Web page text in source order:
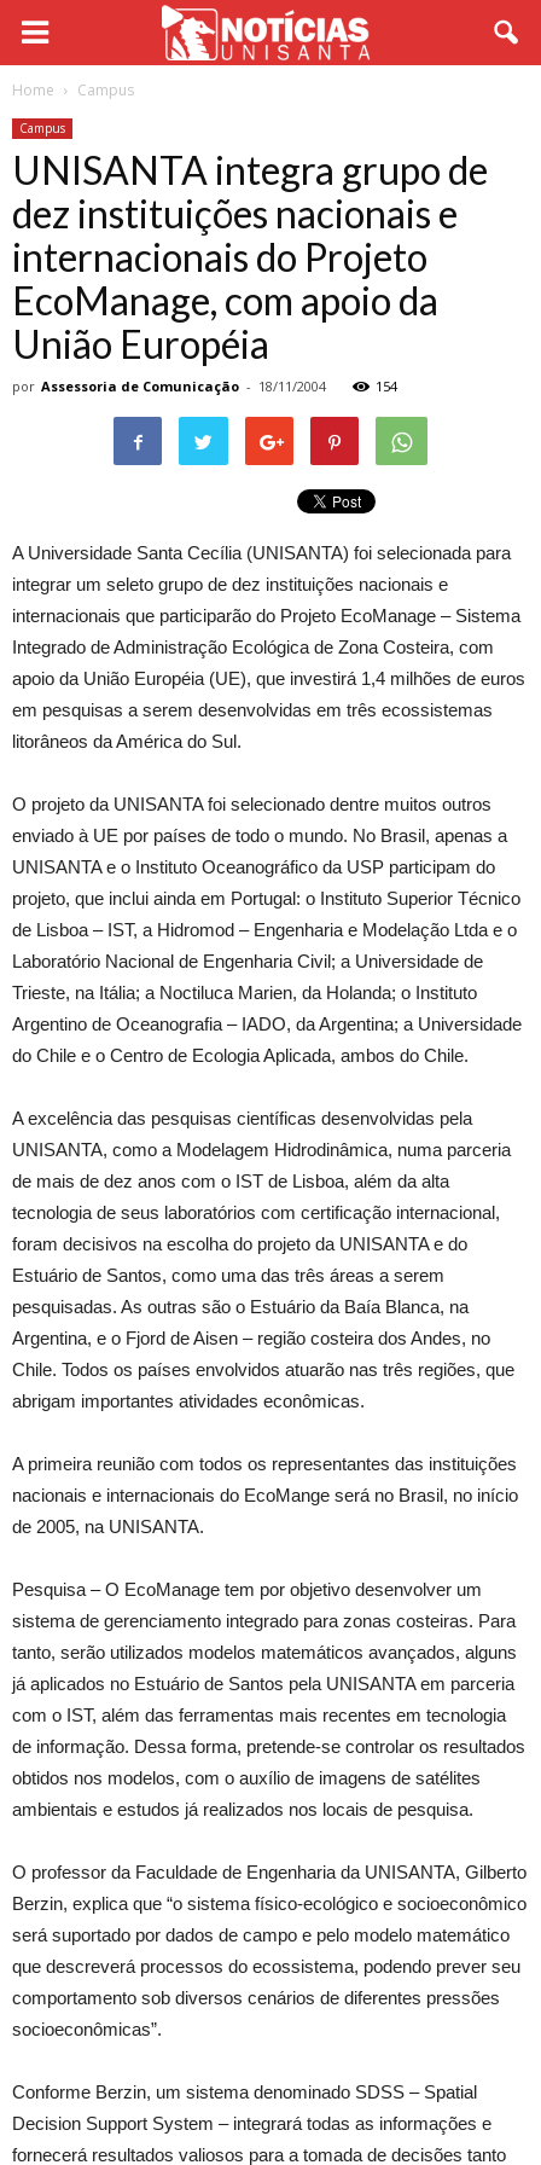
Home Campus
Campus
UNISANTA integra grupo de
dez instituições nacionais e
internacionais do Projeto
EcoManage, com apoio da
União Européia
por Assessoria de Comunicação - 18/11/2004 154
A Universidade Santa Cecília (UNISANTA) foi selecionada para
integrar um seleto grupo de dez instituições nacionais e
internacionais que participarão do Projeto EcoManage – Sistema
Integrado de Administração Ecológica de Zona Costeira, com
apoio da União Européia (UE), que investirá 1,4 milhões de euros
em pesquisas a serem desenvolvidas em três ecossistemas
litorâneos da América do Sul.
O projeto da UNISANTA foi selecionado dentre muitos outros
enviado à UE por países de todo o mundo. No Brasil, apenas a
UNISANTA e o Instituto Oceanográfico da USP participam do
projeto, que inclui ainda em Portugal: o Instituto Superior Técnico
de Lisboa – IST, a Hidromod – Engenharia e Modelação Ltda e o
Laboratório Nacional de Engenharia Civil; a Universidade de
Trieste, na Itália; a Noctiluca Marien, da Holanda; o Instituto
Argentino de Oceanografia – IADO, da Argentina; a Universidade
do Chile e o Centro de Ecologia Aplicada, ambos do Chile.
A excelência das pesquisas científicas desenvolvidas pela
UNISANTA, como a Modelagem Hidrodinâmica, numa parceria
de mais de dez anos com o IST de Lisboa, além da alta
tecnologia de seus laboratórios com certificação internacional,
foram decisivos na escolha do projeto da UNISANTA e do
Estuário de Santos, como uma das três áreas a serem
pesquisadas. As outras são o Estuário da Baía Blanca, na
Argentina, e o Fjord de Aisen – região costeira dos Andes, no
Chile. Todos os países envolvidos atuarão nas três regiões, que
abrigam importantes atividades econômicas.
A primeira reunião com todos os representantes das instituições
nacionais e internacionais do EcoMange será no Brasil, no início
de 2005, na UNISANTA.
Pesquisa – O EcoManage tem por objetivo desenvolver um
sistema de gerenciamento integrado para zonas costeiras. Para
tanto, serão utilizados modelos matemáticos avançados, alguns
já aplicados no Estuário de Santos pela UNISANTA em parceria
com o IST, além das ferramentas mais recentes em tecnologia
de informação. Dessa forma, pretende-se controlar os resultados
obtidos nos modelos, com o auxílio de imagens de satélites
ambientais e estudos já realizados nos locais de pesquisa.
O professor da Faculdade de Engenharia da UNISANTA, Gilberto
Berzin, explica que “o sistema físico-ecológico e socioeconômico
será suportado por dados de campo e pelo modelo matemático
que descreverá processos do ecossistema, podendo prever seu
comportamento sob diversos cenários de diferentes pressões
socioeconômicas”.
Conforme Berzin, um sistema denominado SDSS – Spatial
Decision Support System – integrará todas as informações e
fornecerá resultados valiosos para a tomada de decisões tanto